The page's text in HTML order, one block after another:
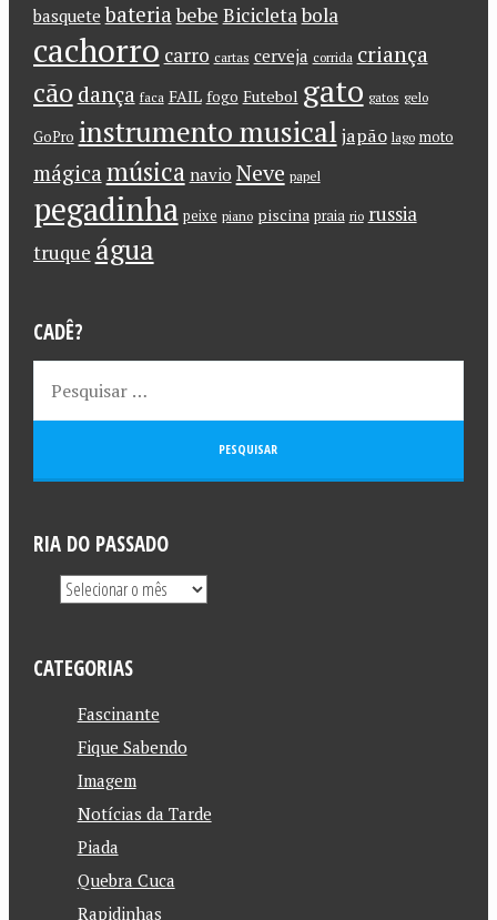
basquete bateriabebe Bicicletabola
cachorro carro cartas cerveja corrida criança
cão dança faca FAIL fogo Futebol gato gatos gelo
GoPro instrumento musical japão lago moto
mágica música navio Neve papel
pegadinha peixe piano piscina praia rio russia
truque água
CADÊ?
RIA DO PASSADO
CATEGORIAS
Fascinante
Fique Sabendo
Imagem
Notícias da Tarde
Piada
Quebra Cuca
Rapidinhas